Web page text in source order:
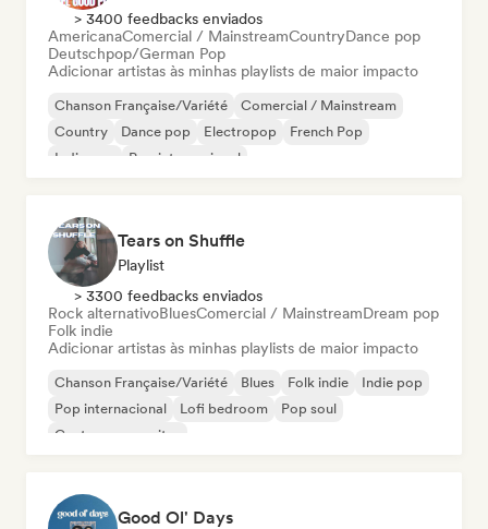
> 3400 feedbacks enviados
AmericanaComercial / MainstreamCountryDance pop
Deutschpop/German Pop
Adicionar artistas às minhas playlists de maior impacto
Chanson Française/Variété
Comercial / Mainstream
Country
Dance pop Electropop
French Pop
Indie pop
Pop internacional
Tears on Shuffle
Playlist
> 3300 feedbacks enviados
Rock alternativoBluesComercial / MainstreamDream pop
Folk indie
Adicionar artistas às minhas playlists de maior impacto
Chanson Française/Variété Blues Folk indie
Indie pop
Pop internacional
Lofi bedroom
Pop soul
Cantor-compositor
Good Ol' Days